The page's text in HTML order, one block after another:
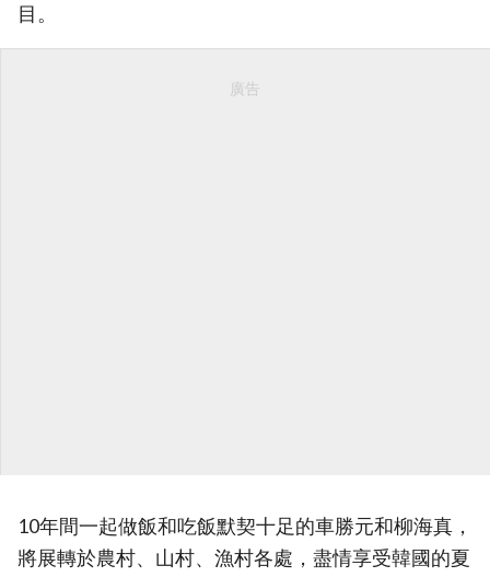
目。
廣告
10年間一起做飯和吃飯默契十足的車勝元和柳海真，
將展轉於農村、山村、漁村各處，盡情享受韓國的夏